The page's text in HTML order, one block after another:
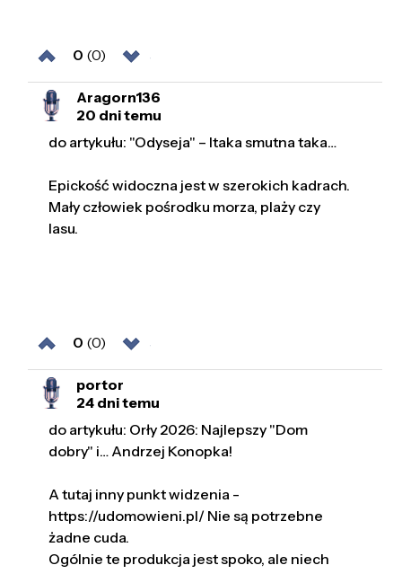
0 (0)
Aragorn136
20 dni temu
do artykułu: "Odyseja" – Itaka smutna taka…
Epickość widoczna jest w szerokich kadrach.
Mały człowiek pośrodku morza, plaży czy
lasu.
0 (0)
portor
24 dni temu
do artykułu: Orły 2026: Najlepszy "Dom
dobry" i… Andrzej Konopka!
A tutaj inny punkt widzenia -
https://udomowieni.pl/ Nie są potrzebne
żadne cuda.
Ogólnie te produkcja jest spoko, ale niech